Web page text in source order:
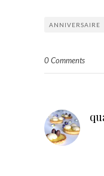
ANNIVERSAIRE
0 Comments